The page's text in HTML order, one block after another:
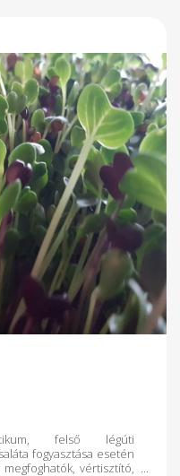
felső légúti
fogyasztása esetén
vértisztító,